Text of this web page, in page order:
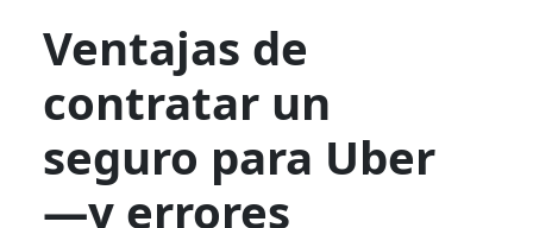
Ventajas de
contratar un
seguro para Uber
—y errores